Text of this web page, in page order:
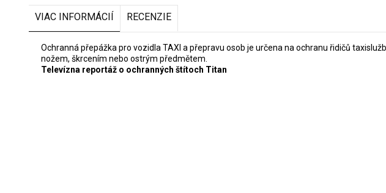
VIAC INFORMÁCIÍ RECENZIE
Ochranná přepážka pro vozidla TAXI a přepravu osob je určena na ochranu řidičů
nožem, škrcením nebo ostrým předmětem.
Televízna reportáž o ochranných štítoch Titan